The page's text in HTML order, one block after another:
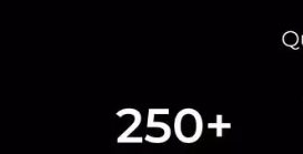
แต่อยากให้เขา
ไม่ว่ายุคสมัยไห